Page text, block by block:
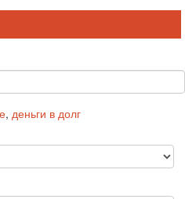
, деньги в долг